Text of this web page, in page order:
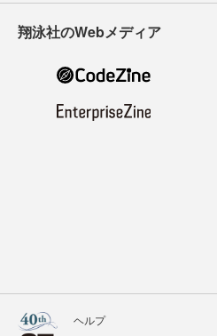
翔泳社のWebメディア
ヘルプ